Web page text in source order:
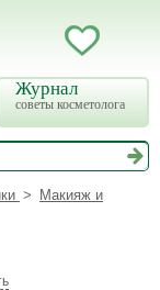
Журнал
советы косметолога
Макияж и